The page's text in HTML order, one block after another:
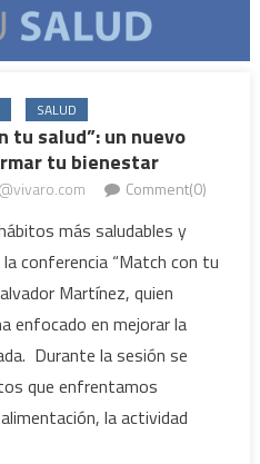
SALUD
tu salud”: un nuevo
tu bienestar
Comment(0)
más saludables y
conferencia “Match con tu
Martínez, quien
enfocado en mejorar la
Durante la sesión se
que enfrentamos
la actividad